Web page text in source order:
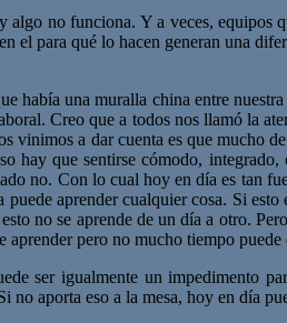
no funciona. Y a veces,
el para qué lo hacen generan una
había una muralla china entre
Creo que a todos nos llamó la
vinimos a dar cuenta es que mucho
hay que sentirse cómodo,
no. Con lo cual hoy en día es tan
aprender cualquier cosa. Si
no se aprende de un día a otro.
pero no mucho tiempo puede
ser igualmente un impedimento
aporta eso a la mesa, hoy en día